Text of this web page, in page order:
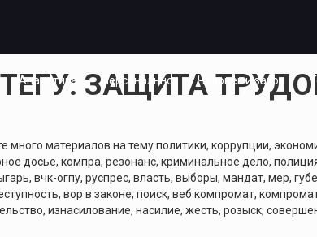
Аналитика Персонально Человек и закон
ЗАЩИТА
материалов на тему политики, коррупции,
досье, компра, резонанс, криминальное дело,
вчк-огпу, руспрес, власть, выборы, мандат, мер,
вор в законе, поиск, веб компромат,
изнасилование, насилие, жесть, розыск,